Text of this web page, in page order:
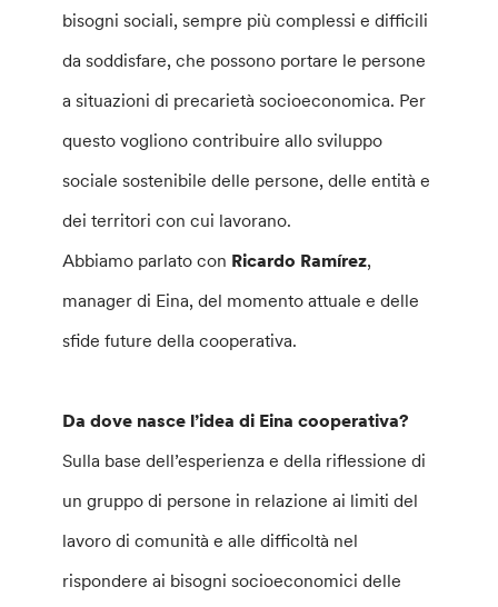
bisogni sociali, sempre più complessi e difficili
da soddisfare, che possono portare le persone
a situazioni di precarietà socioeconomica. Per
questo vogliono contribuire allo sviluppo
sociale sostenibile delle persone, delle entità e
dei territori con cui lavorano.
Abbiamo parlato con Ricardo Ramírez,
manager di Eina, del momento attuale e delle
sfide future della cooperativa.
Da dove nasce l’idea di Eina cooperativa?
Sulla base dell’esperienza e della riflessione di
un gruppo di persone in relazione ai limiti del
lavoro di comunità e alle difficoltà nel
rispondere ai bisogni socioeconomici delle